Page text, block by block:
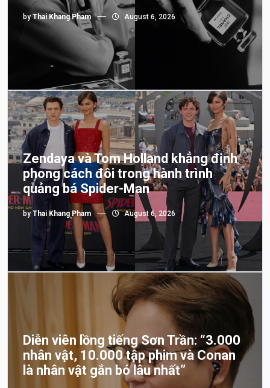
byThai Khang Pham August 6, 2026
Zendaya và Tom Holland khẳng định
phong cách đôi trong hành trình
quảng bá Spider-Man
by Thai Khang Pham August 6, 2026
Diễn viên lồng tiếng Sơn Trần: “3.000
nhân vật, 10.000 tập phim và Conan
là nhân vật gắn bó lâu nhất”